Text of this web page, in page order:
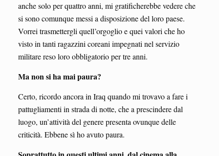
anche solo per quattro anni, mi gratificherebbe vedere che
si sono comunque messi a disposizione del loro paese.
Vorrei trasmettergli quell’orgoglio e quei valori che ho
visto in tanti ragazzini coreani impegnati nel servizio
militare reso loro obbligatorio per tre anni.
Ma non si ha mai paura?
Certo, ricordo ancora in Iraq quando mi trovavo a fare i
pattugliamenti in strada di notte, che a prescindere dal
luogo, un’attività del genere presenta ovunque delle
criticità. Ebbene sì ho avuto paura.